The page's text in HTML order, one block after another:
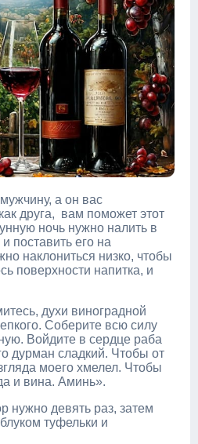
а он вас
друга, вам поможет этот
ночь нужно налить в
поставить его на
наклониться низко, чтобы
поверхности напитка, и
духи виноградной
Соберите всю силу
Войдите в сердце раба
дурман сладкий. Чтобы от
моего хмелел. Чтобы
и вина. Аминь».
нужно девять раз, затем
туфельки и